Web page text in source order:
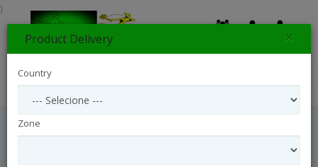
Flores Para Ele
}
Product Delivery ×
Country
Zone